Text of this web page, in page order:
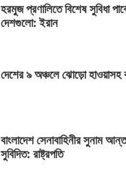
হরমুজ প্রণালিতে বিশেষ সুবিধা
দেশগুলো: ইরান
দেশের ৯ অঞ্চলে ঝোড়ো হাওয়াসহ
বাংলাদেশ সেনাবাহিনীর সুনাম
সুবিদিত: রাষ্ট্রপতি